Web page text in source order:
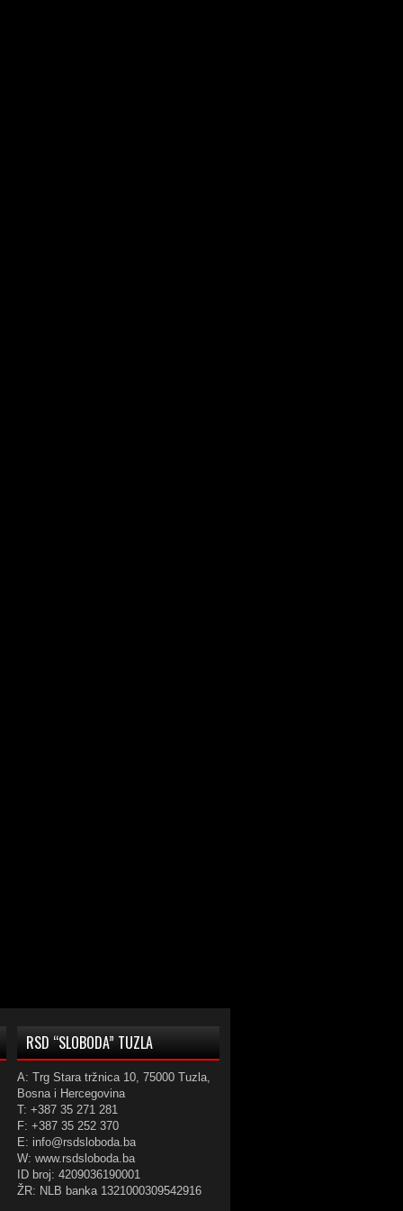
RSD “SLOBODA” TUZLA
A: Trg Stara tržnica 10, 75000 Tuzla,
Bosna i Hercegovina
T: +387 35 271 281
F: +387 35 252 370
E: info@rsdsloboda.ba
W: www.rsdsloboda.ba
ID broj: 4209036190001
ŽR: NLB banka 1321000309542916